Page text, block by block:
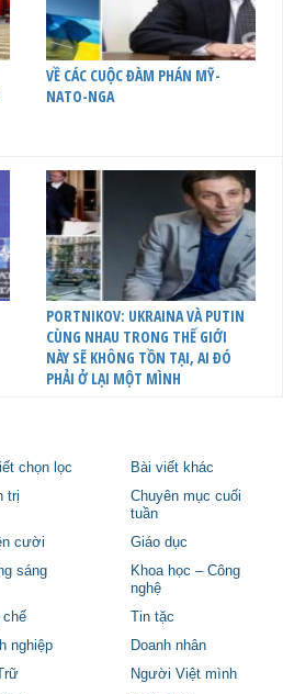
VỀ CÁC CUỘC ĐÀM PHÁN MỸ-
NATO-NGA
PORTNIKOV: UKRAINA VÀ PUTIN
CÙNG NHAU TRONG THẾ GIỚI
NÀY SẼ KHÔNG TỒN TẠI, AI ĐÓ
PHẢI Ở LẠI MỘT MÌNH
chọn lọc
Bài viết khác
trị
Chuyên mục cuối
tuần
cười
Giáo dục
sáng
Khoa học – Công
nghệ
chế
Tin tặc
nghiệp
Doanh nhân
Người Việt mình